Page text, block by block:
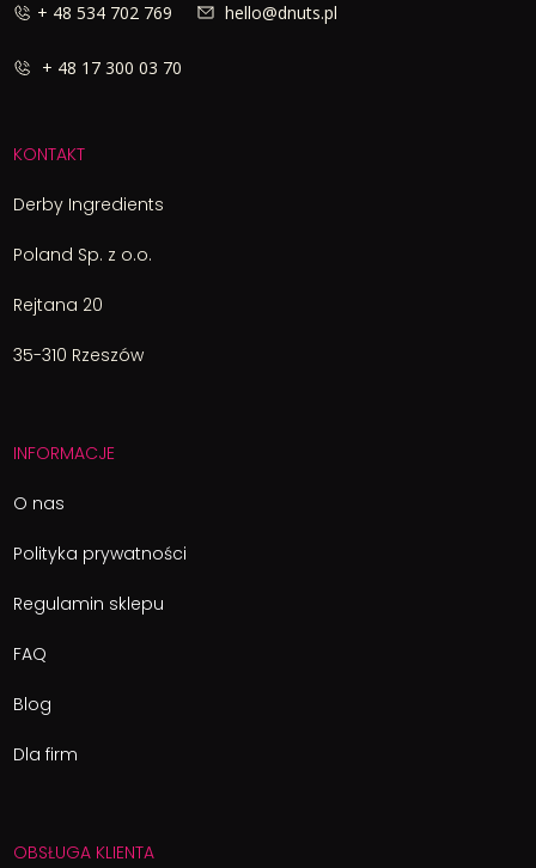
+ 48 534 702 769 hello@dnuts.pl
+ 48 17 300 03 70
KONTAKT
Derby Ingredients
Poland Sp. z o.o.
Rejtana 20
35-310 Rzeszów
INFORMACJE
O nas
Polityka prywatności
Regulamin sklepu
FAQ
Blog
Dla firm
OBSŁUGA KLIENTA